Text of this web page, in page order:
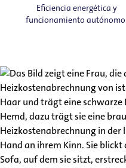
Eficiencia energética y
funcionamiento